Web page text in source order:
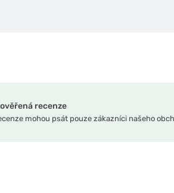
ověřená recenze
mohou psát pouze zákazníci našeho